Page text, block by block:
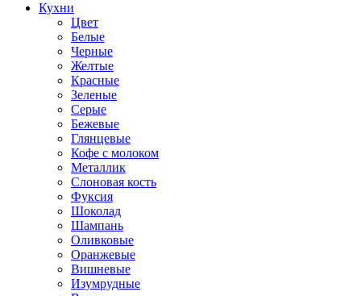
Кухни
Цвет
Белые
Черные
Желтые
Красные
Зеленые
Серые
Бежевые
Глянцевые
Кофе с молоком
Металлик
Слоновая кость
Фуксия
Шоколад
Шампань
Оливковые
Оранжевые
Вишневые
Изумрудные